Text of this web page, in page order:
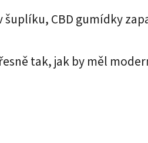
CBD gumídky
tak, jak by měl